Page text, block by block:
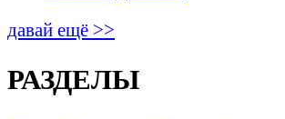
давай ещё >>
РАЗДЕЛЫ